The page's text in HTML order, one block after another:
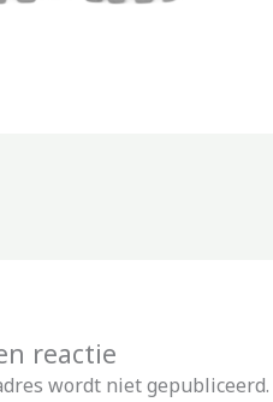
reactie
wordt niet gepubliceerd.